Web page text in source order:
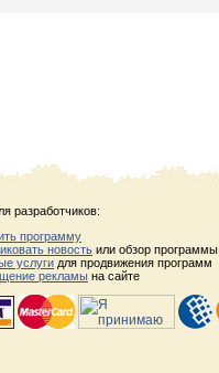
разработчиков:
программу
новость или обзор программы
услуги для продвижения программ
рекламы на сайте